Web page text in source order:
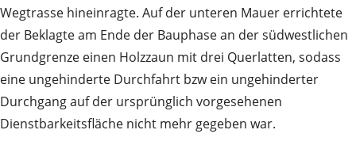
Wegtrasse hineinragte. Auf der unteren Mauer errichtete
der Beklagte am Ende der Bauphase an der südwestlichen
Grundgrenze einen Holzzaun mit drei Querlatten, sodass
eine ungehinderte Durchfahrt bzw ein ungehinderter
Durchgang auf der ursprünglich vorgesehenen
Dienstbarkeitsfläche nicht mehr gegeben war.